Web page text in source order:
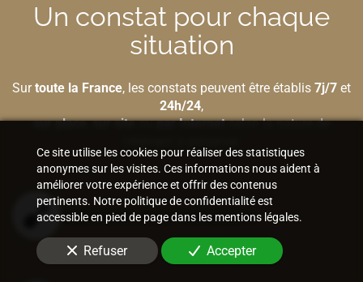
Un constat pour chaque
situation
Surtoute la France, les constats peuvent être établis 7j/7 et
24h/24,
sur place,sur siteoupar Internetselon la nature de
Bâtiment et construction
Ce site utilise les cookies pour réaliser des statistiques
anonymes sur les visites. Ces informations nous aident à
améliorer votre expérience et offrir des contenus
pertinents. Notre politique de confidentialité est
accessible en pied de page dans les mentions légales.
Refuser Accepter